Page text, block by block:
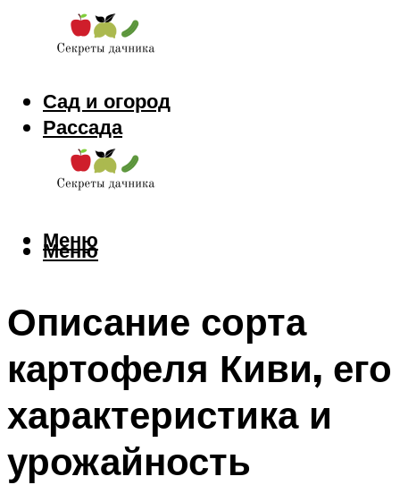
Сад и огород
Рассада
Цветы
Заготовки
Меню
Меню
Описание сорта
картофеля Киви, его
характеристика и
урожайность